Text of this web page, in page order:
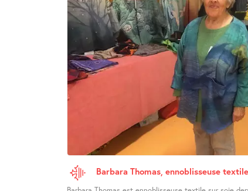
Barbara Thomas, ennoblisseuse